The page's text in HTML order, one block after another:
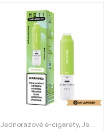
Jednorazové e-cigarety,Jednorazové elektronické cigarety Rakúsko